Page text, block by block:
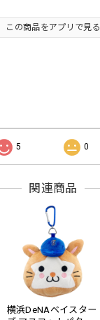
この商品をアプリで見る
5 0
関連商品
横浜DeNAベイスター